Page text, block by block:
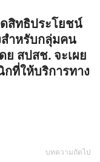
สิทธิประโยชน์
สำหรับกลุ่มคน
ย สปสช. จะเผย
ที่ให้บริการทาง
บทความถัดไป